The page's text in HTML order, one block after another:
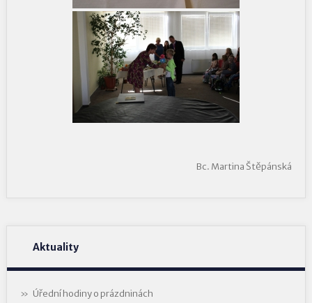
Bc. Martina Štěpánská
Aktuality
Úřední hodiny o prázdninách